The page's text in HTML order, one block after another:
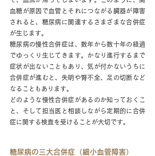
血糖が原因で血管とそれにつながる臓器が障害
されると、糖尿病に関連するさまざまな合併症
が生じます。
糖尿病の慢性合併症は、数年から数十年の経過
でゆっくり生じてきます。かなり進行するまで
症状が出ないこともあり、気が付かないうちに
合併症が進むと、失明や腎不全、足の切断など
なることもあります。
どのような慢性合併症があるのか知っておくこ
と、そして担当医と相談しながら定期的に合併
症に関する検査を受けることが大切です。
糖尿病の三大合併症（細小血管障害）